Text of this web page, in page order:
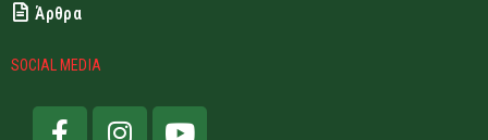
Άρθρα
SOCIAL MEDIA